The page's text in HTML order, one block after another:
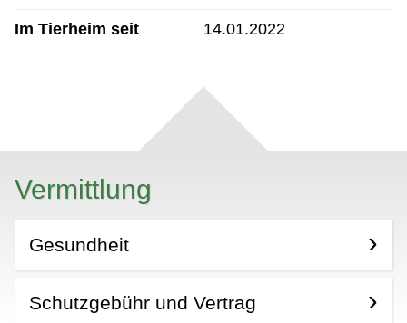
Im Tierheim seit 14.01.2022
Vermittlung
Gesundheit
Schutzgebühr und Vertrag